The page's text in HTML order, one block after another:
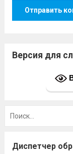
Версия для
Диспетчер